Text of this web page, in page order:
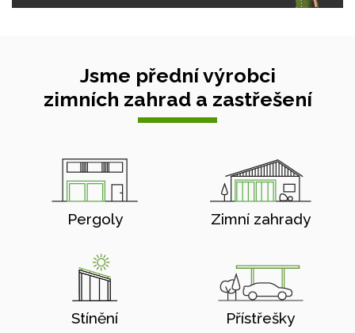
Jsme přední výrobci
zimních zahrad a zastřešení
Pergoly Zimní zahrady
Stínění Přístřešky